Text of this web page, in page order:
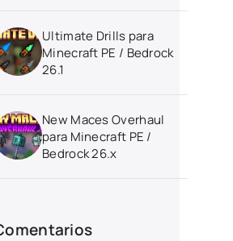
Ultimate Drills para
Minecraft PE / Bedrock
26.1
New Maces Overhaul
para Minecraft PE /
Bedrock 26.x